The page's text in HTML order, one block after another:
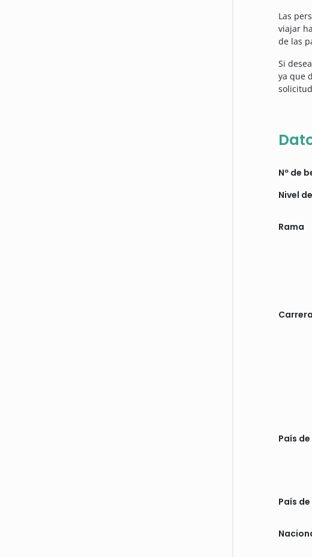
Las
viajar
de las
Si
ya que
Nº de
Nivel
Rama
Carrera
País
País